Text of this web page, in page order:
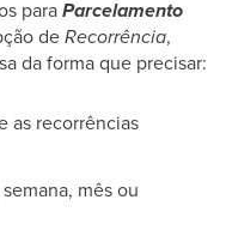
paraParcelamento
deRecorrência,
da forma que precisar:
as recorrências
mês ou